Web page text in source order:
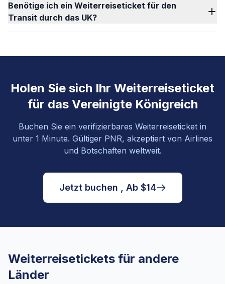
Benötige ich ein Weiterreiseticket für den
Transit durch das UK?
Holen Sie sich Ihr Weiterreiseticket
für das Vereinigte Königreich
Buchen Sie ein verifizierbares Weiterreiseticket in
unter 1 Minute. Gültiger PNR, akzeptiert von Airlines
und Botschaften weltweit.
Jetzt buchen , Ab $14
Weiterreisetickets für andere
Länder